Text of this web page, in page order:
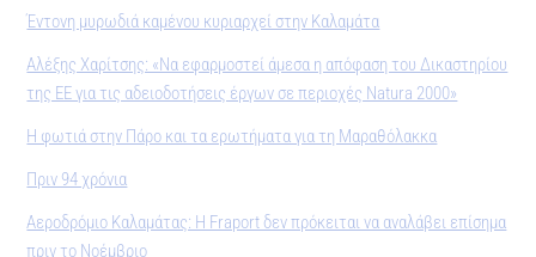
Έντονη μυρωδιά καμένου κυριαρχεί στην Καλαμάτα
Αλέξης Χαρίτσης: «Να εφαρμοστεί άμεσα η απόφαση του Δικαστηρίου
της ΕΕ για τις αδειοδοτήσεις έργων σε περιοχές Natura 2000»
Η φωτιά στην Πάρο και τα ερωτήματα για τη Μαραθόλακκα
Πριν 94 χρόνια
Αεροδρόμιο Καλαμάτας: Η Fraport δεν πρόκειται να αναλάβει επίσημα
πριν το Νοέμβριο